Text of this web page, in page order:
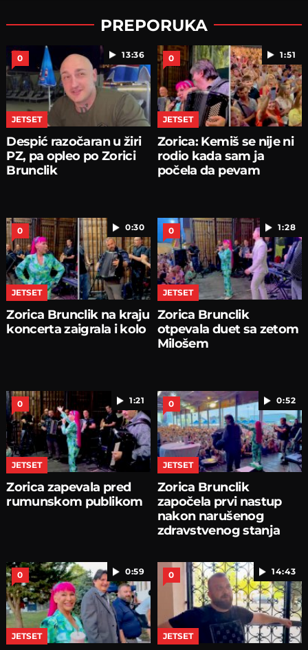
PREPORUKA
13:36
0
JETSET
Despić razočaran u žiri
PZ, pa opleo po Zorici
Brunclik
1:51
0
JETSET
Zorica: Kemiš se nije ni
rodio kada sam ja
počela da pevam
0:30
0
JETSET
Zorica Brunclik na kraju
koncerta zaigrala i kolo
1:28
0
JETSET
Zorica Brunclik
otpevala duet sa zetom
Milošem
1:21
0
JETSET
Zorica zapevala pred
rumunskom publikom
0:52
0
JETSET
Zorica Brunclik
započela prvi nastup
nakon narušenog
zdravstvenog stanja
0:59
0
JETSET
14:43
0
JETSET